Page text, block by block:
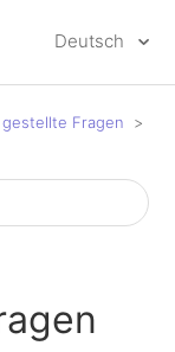
Deutsch
Fragen